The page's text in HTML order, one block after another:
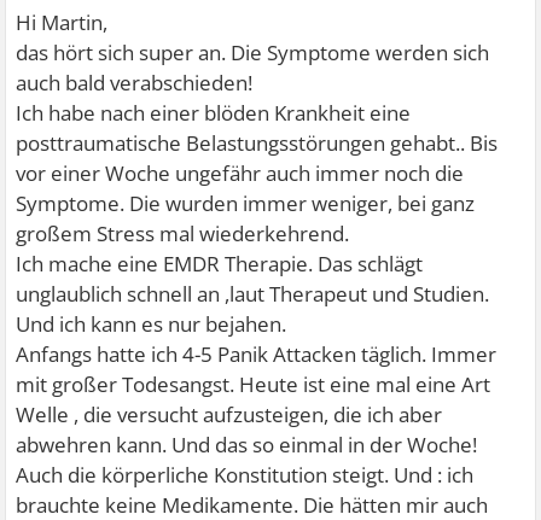
Hi Martin,
das hört sich super an. Die Symptome werden sich
auch bald verabschieden!
Ich habe nach einer blöden Krankheit eine
posttraumatische Belastungsstörungen gehabt.. Bis
vor einer Woche ungefähr auch immer noch die
Symptome. Die wurden immer weniger, bei ganz
großem Stress mal wiederkehrend.
Ich mache eine EMDR Therapie. Das schlägt
unglaublich schnell an ,laut Therapeut und Studien.
Und ich kann es nur bejahen.
Anfangs hatte ich 4-5 Panik Attacken täglich. Immer
mit großer Todesangst. Heute ist eine mal eine Art
Welle , die versucht aufzusteigen, die ich aber
abwehren kann. Und das so einmal in der Woche!
Auch die körperliche Konstitution steigt. Und : ich
brauchte keine Medikamente. Die hätten mir auch